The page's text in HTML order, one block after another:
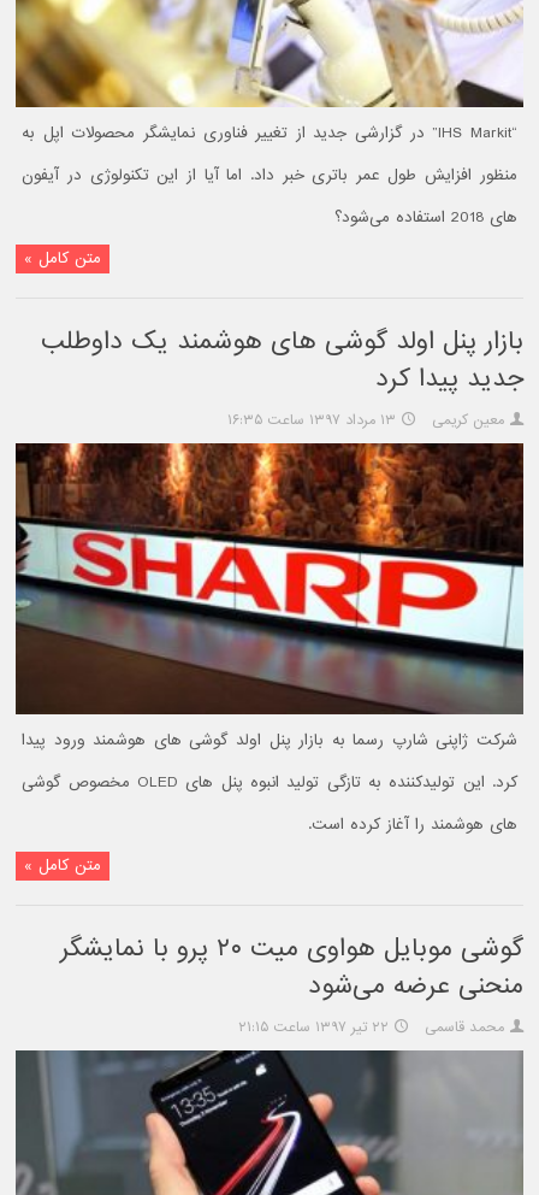
“IHS Markit” در گزارشی جدید از تغییر فناوری نمایشگر محصولات اپل به
منظور افزایش طول عمر باتری خبر داد. اما آیا از این تکنولوژی در آیفون
های 2018 استفاده می‌شود؟
متن کامل »
بازار پنل اولد گوشی های هوشمند یک داوطلب
جدید پیدا کرد
معین کریمی ۱۳ مرداد ۱۳۹۷ ساعت ۱۶:۳۵
شرکت ژاپنی شارپ رسما به بازار پنل اولد گوشی های هوشمند ورود پیدا
کرد. این تولیدکننده به تازگی تولید انبوه پنل های OLED مخصوص گوشی
های هوشمند را آغاز کرده است.
متن کامل »
گوشی موبایل هواوی میت ۲۰ پرو با نمایشگر
منحنی عرضه می‌شود
محمد قاسمی ۲۲ تیر ۱۳۹۷ ساعت ۲۱:۱۵